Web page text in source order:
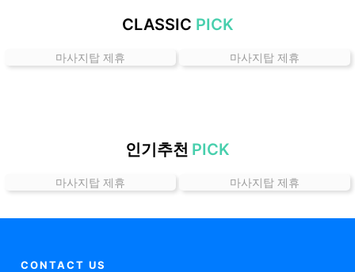
는
할
정
CLASSIC PICK
마사지탑 제휴 마사지탑 제휴
인기추천 PICK
마사지탑 제휴 마사지탑 제휴
CONTACT US